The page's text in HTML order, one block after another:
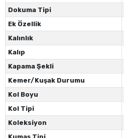
Dokuma Tipi
Ek Özellik
Kalınlık
Kalıp
Kapama Şekli
Kemer/Kuşak Durumu
Kol Boyu
Kol Tipi
Koleksiyon